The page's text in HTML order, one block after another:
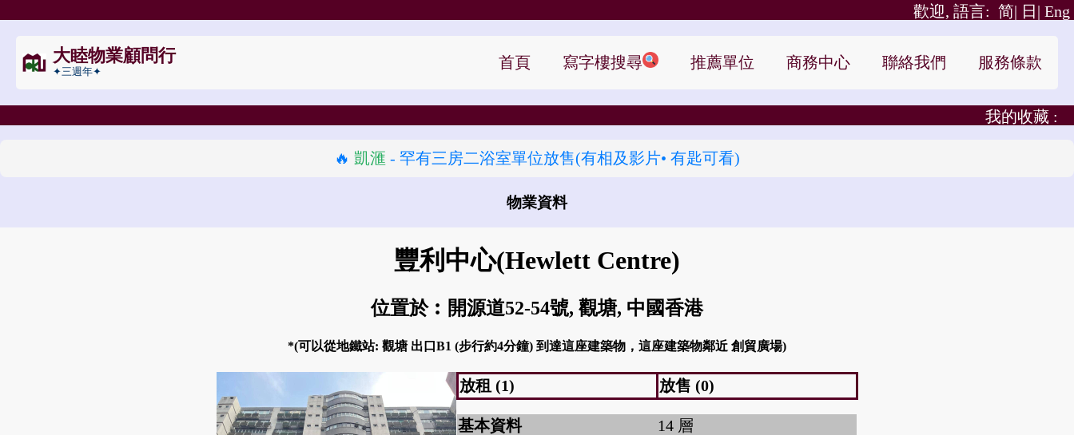
Eng
日|
歡迎, 語言: 简|
大睦物業顧問行
✦三週年✦
首頁 寫字樓搜尋 推薦單位 商務中心 聯絡我們 服務條款
我的收藏 :
🔥 凱滙 - 罕有三房二浴室單位放售(有相及影片• 有匙可看)
物業資料
豐利中心(Hewlett Centre)
位置於︰開源道52-54號, 觀塘, 中國香港
*(可以從地鐵站: 觀塘 出口B1 (步行約4分鐘) 到達這座建築物，這座建築物鄰近 創貿廣場)
放租 (1) 放售 (0)
基本資料
14 層